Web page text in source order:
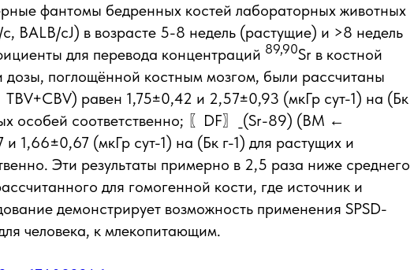
фантомы бедренных костей лабораторных животных
BALB/cJ) в возрасте 5-8 недель (растущие) и >8 недель
для перевода концентраций 89,90Sr в костной
поглощённой костным мозгом, были рассчитаны
равен 1,75±0,42 и 2,57±0,93 (мкГр сут-1) на (Бк
особей соответственно; 〖DF〗_(Sr-89) (BM ←
1,66±0,67 (мкГр сут-1) на (Бк г-1) для растущих и
Эти результаты примерно в 2,5 раза ниже среднего
для гомогенной кости, где источник и
демонстрирует возможность применения SPSD-
человека, к млекопитающим.